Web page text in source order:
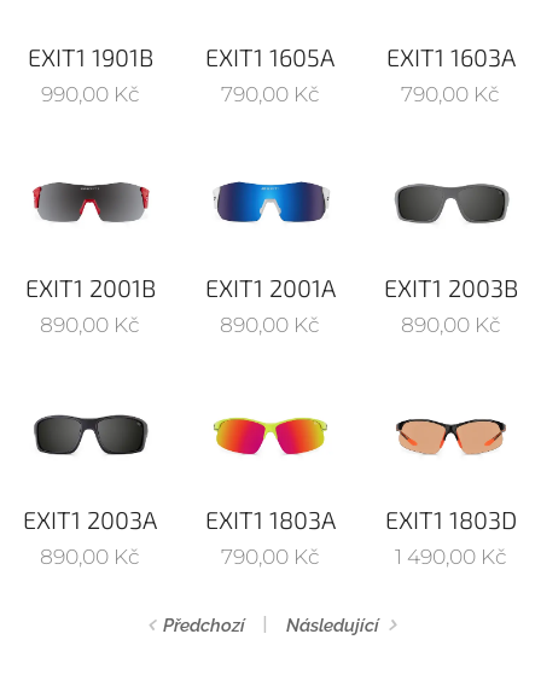
EXIT1 1901B
990,00Kč
EXIT1 1605A
790,00Kč
EXIT1 1603A
790,00 Kč
EXIT1 2001B
890,00 Kč
EXIT1 2001A
890,00 Kč
EXIT1 2003B
890,00Kč
EXIT1 2003A
890,00 Kč
EXIT1 1803A
790,00Kč
EXIT1 1803D
1 490,00Kč
Předchozí Následující